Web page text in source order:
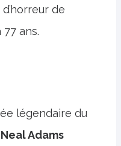
de
ans.
légendaire du
Neal Adams